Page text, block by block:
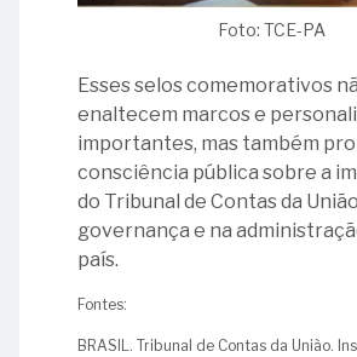
Foto: TCE-PA
Esses selos comemorativos
enaltecem marcos e
importantes, mas também
consciência pública sobre a
do Tribunal de Contas da
governança e na
país.
Fontes:
BRASIL. Tribunal de Contas da União.